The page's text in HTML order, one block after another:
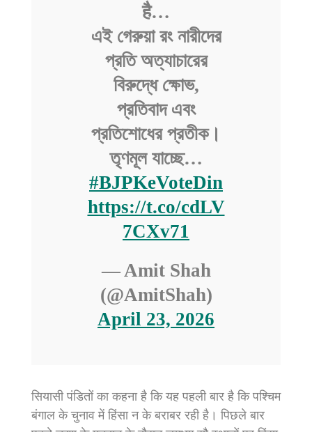
है…
এই গেরুয়া রং নারীদের
প্রতি অত্যাচারের
বিরুদ্ধে ক্ষোভ,
প্রতিবাদ এবং
প্রতিশোধের প্রতীক।
তৃণমূল যাচ্ছে…
#BJPKeVoteDin
https://t.co/cdLV
7CXv71
— Amit Shah
(@AmitShah)
April 23, 2026
सियासी पंडितों का कहना है कि यह पहली बार है कि पश्चिम
बंगाल के चुनाव में हिंसा न के बराबर रही है। पिछले बार